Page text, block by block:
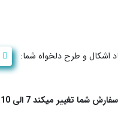
اشکال و طرح دلخواه شما:
7 الی 10 روز کاری میباشد